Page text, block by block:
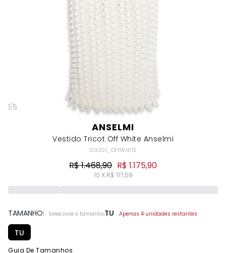
1/5
ANSELMI
Vestido Tricot Off White Anselmi
013301_OFFWHITE
R$ 1.468,90 R$ 1.175,90
10 X R$ 117,59
TAMANHO: Selecione o tamanhoTU Apenas 4 unidades restantes
TU
Guia De Tamanhos